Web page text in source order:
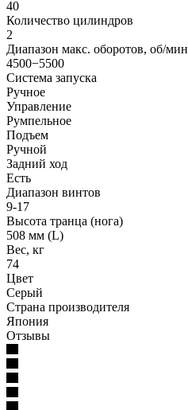
40
Количество цилиндров
2
Диапазон макс. оборотов, об/мин
4500−5500
Система запуска
Ручное
Управление
Румпельное
Подъем
Ручной
Задний ход
Есть
Диапазон винтов
9-17
Высота транца (нога)
508 мм (L)
Вес, кг
74
Цвет
Серый
Страна производителя
Япония
Отзывы